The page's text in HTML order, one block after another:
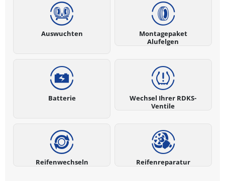
Auswuchten
Montagepaket
Alufelgen
Batterie
Wechsel Ihrer RDKS-
Ventile
Reifenwechseln Reifenreparatur